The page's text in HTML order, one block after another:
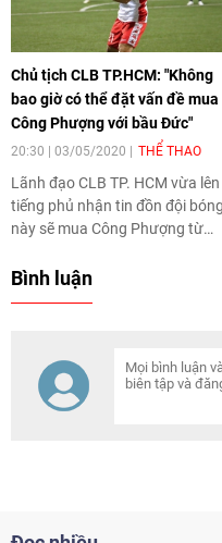
Chủ tịch CLB TP.HCM: "Không
bao giờ có thể đặt vấn đề mua
Công Phượng với bầu Đức"
20:30 | 03/05/2020 THỂ THAO
Lãnh đạo CLB TP. HCM vừa lên
tiếng phủ nhận tin đồn đội bóng
này sẽ mua Công Phượng từ
Bình luận